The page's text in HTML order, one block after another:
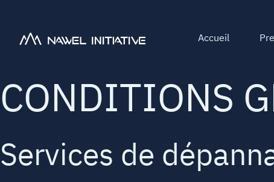
Accueil
CONDITIONS
Services de